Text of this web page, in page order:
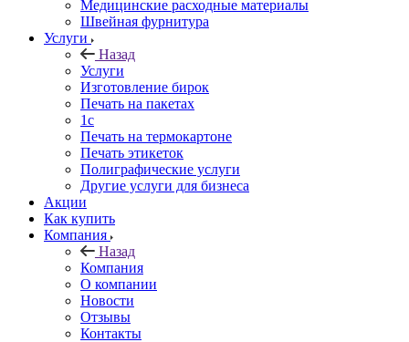
Медицинские расходные материалы
Швейная фурнитура
Услуги
Назад
Услуги
Изготовление бирок
Печать на пакетах
1c
Печать на термокартоне
Печать этикеток
Полиграфические услуги
Другие услуги для бизнеса
Акции
Как купить
Компания
Назад
Компания
О компании
Новости
Отзывы
Контакты